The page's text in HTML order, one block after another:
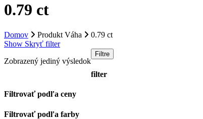
0.79 ct
Domov Produkt Váha
0.79 ct
Show Skryť filter
Zobrazený jediný výsledok
Filtre
filter
Close
Filtrovať podľa ceny
Filtrovať podľa farby